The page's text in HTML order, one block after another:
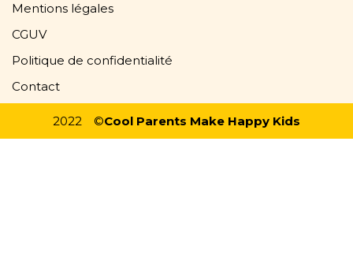
Mentions légales
CGUV
Politique de confidentialité
Contact
2022 ©Cool Parents Make Happy Kids